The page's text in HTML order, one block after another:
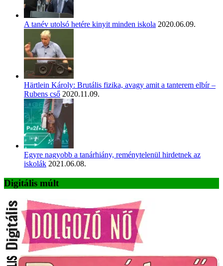
A tanév utolsó hetére kinyit minden iskola 2020.06.09.
Härtlein Károly: Brutális fizika, avagy amit a tanterem elbír –
Rubens cső 2020.11.09.
Egyre nagyobb a tanárhiány, reménytelenül hirdetnek az
iskolák 2021.06.08.
Digitális múlt